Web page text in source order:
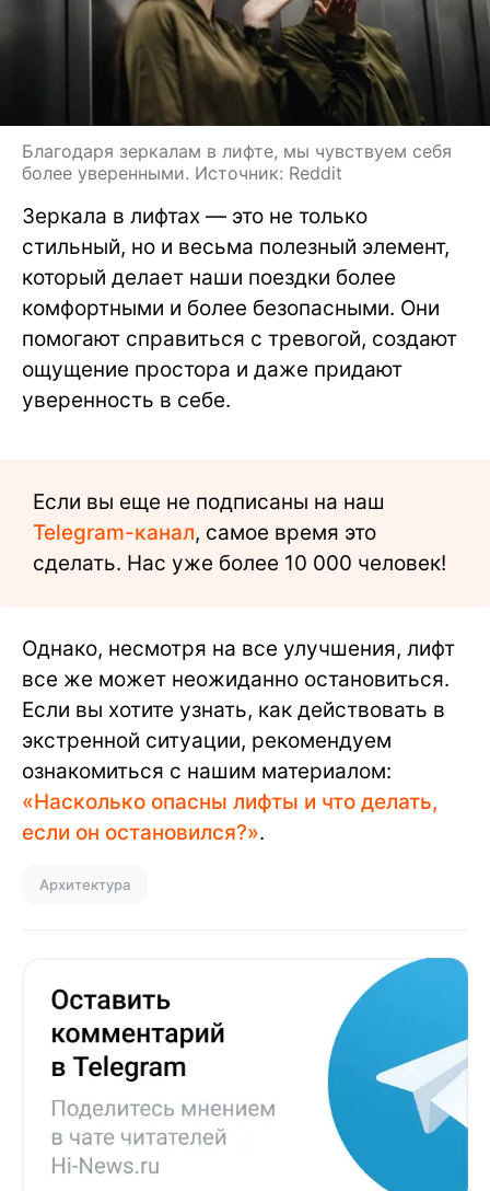
Благодаря зеркалам в лифте, мы чувствуем себя
более уверенными. Источник: Reddit
Зеркала в лифтах — это не только
стильный, но и весьма полезный элемент,
который делает наши поездки более
комфортными и более безопасными. Они
помогают справиться с тревогой, создают
ощущение простора и даже придают
уверенность в себе.
Если вы еще не подписаны на наш
Telegram-канал, самое время это
сделать. Нас уже более 10 000 человек!
Однако, несмотря на все улучшения, лифт
все же может неожиданно остановиться.
Если вы хотите узнать, как действовать в
экстренной ситуации, рекомендуем
ознакомиться с нашим материалом:
«Насколько опасны лифты и что делать,
если он остановился?».
Архитектура